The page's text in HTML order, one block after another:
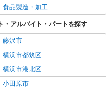
食品製造・加工
・アルバイト・パートを探す
藤沢市
横浜市都筑区
横浜市港北区
小田原市